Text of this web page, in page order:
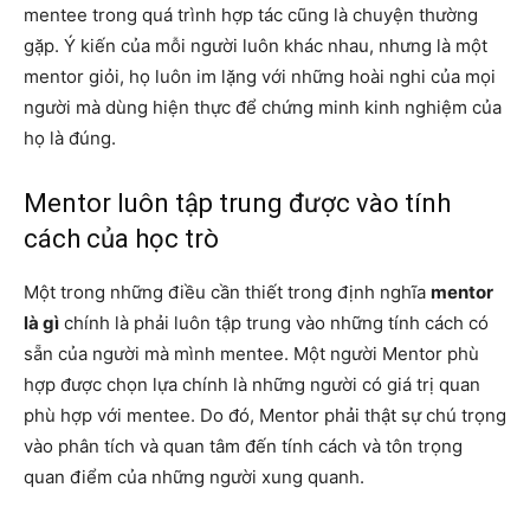
mentee trong quá trình hợp tác cũng là chuyện thường
gặp. Ý kiến của mỗi người luôn khác nhau, nhưng là một
mentor giỏi, họ luôn im lặng với những hoài nghi của mọi
người mà dùng hiện thực để chứng minh kinh nghiệm của
họ là đúng.
Mentor luôn tập trung được vào tính
cách của học trò
Một trong những điều cần thiết trong định nghĩa mentor
là gì chính là phải luôn tập trung vào những tính cách có
sẵn của người mà mình mentee. Một người Mentor phù
hợp được chọn lựa chính là những người có giá trị quan
phù hợp với mentee. Do đó, Mentor phải thật sự chú trọng
vào phân tích và quan tâm đến tính cách và tôn trọng
quan điểm của những người xung quanh.